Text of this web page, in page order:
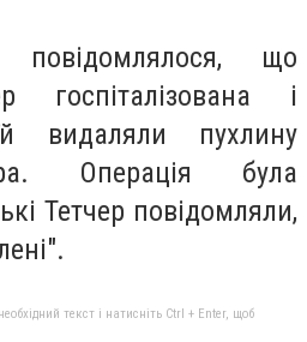
повідомлялося, що
госпіталізована і
видаляли пухлину
Операція була
Тетчер повідомляли,
текст і натисніть Ctrl + Enter, щоб